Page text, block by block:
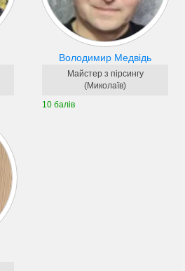
Володимир Медвідь
Майстер з пірсингу
(Миколаїв)
10 балів